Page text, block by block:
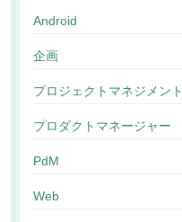
Android
企画
プロジェクトマネジメント
プロダクトマネージャー
PdM
Web